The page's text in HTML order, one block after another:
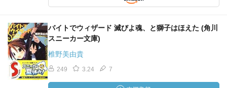
バイトでウィザード 滅びよ魂、と獅子はほえた (角川
スニーカー文庫)
椎野美由貴
249 3.24 7